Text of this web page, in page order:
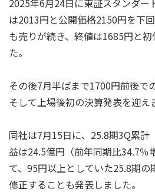
は2013円と公開価格2150円を下
も売りが続き、終値は1685円と
た。
その後7月半ばまで1700円前後で
そして上場後初の決算発表を迎え
同社は7月15日に、25.8期3Q累計
益は24.5億円（前年同期比34.7％
て、95円以上としていた25.8期
修正することも発表しました。